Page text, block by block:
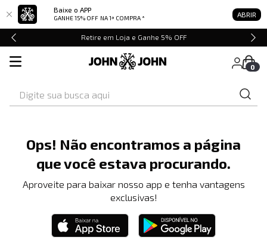
Baixe o APP
GANHE 15% OFF NA 1ª COMPRA * ABRIR
Retire em Loja e Ganhe 5% OFF
0
Ops! Não encontramos a página
que você estava procurando.
Aproveite para baixar nosso app e tenha vantagens
exclusivas!